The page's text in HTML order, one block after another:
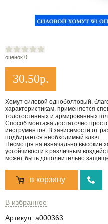
оценок 0
30.50р.
Хомут силовой одноболтовый,
характеристикам, применяется
толстостенных и армированных
Способ монтажа достаточно
инструментов. В зависимости от
подбирается необходимый ключ.
Несмотря на изначально высокие
устойчивости к различным
может быть дополнительно
в корзину
В избранное
Артикул: a000363